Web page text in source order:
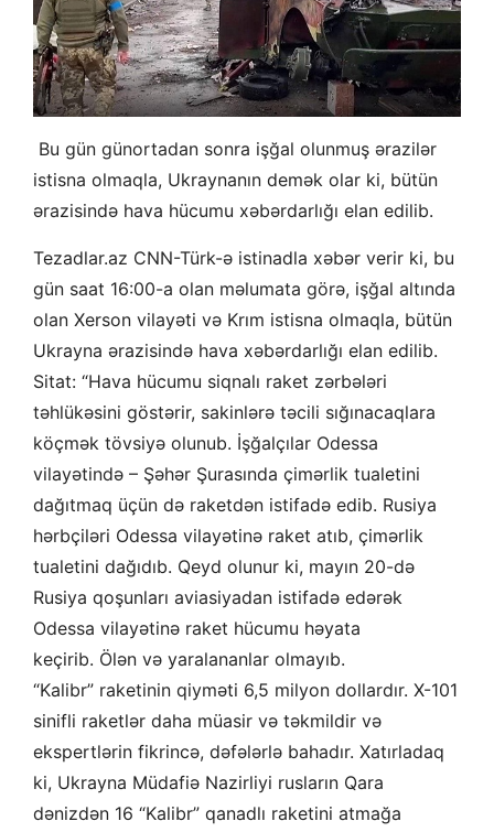
Bu gün günortadan sonra işğal olunmuş ərazilər
istisna olmaqla, Ukraynanın demək olar ki, bütün
ərazisində hava hücumu xəbərdarlığı elan edilib.
Tezadlar.az CNN-Türk-ə istinadla xəbər verir ki, bu
gün saat 16:00-a olan məlumata görə, işğal altında
olan Xerson vilayəti və Krım istisna olmaqla, bütün
Ukrayna ərazisində hava xəbərdarlığı elan edilib.
Sitat: “Hava hücumu siqnalı raket zərbələri
təhlükəsini göstərir, sakinlərə təcili sığınacaqlara
köçmək tövsiyə olunub. İşğalçılar Odessa
vilayətində – Şəhər Şurasında çimərlik tualetini
dağıtmaq üçün də raketdən istifadə edib. Rusiya
hərbçiləri Odessa vilayətinə raket atıb, çimərlik
tualetini dağıdıb. Qeyd olunur ki, mayın 20-də
Rusiya qoşunları aviasiyadan istifadə edərək
Odessa vilayətinə raket hücumu həyata
keçirib. Ölən və yaralananlar olmayıb.
“Kalibr” raketinin qiyməti 6,5 milyon dollardır. X-101
sinifli raketlər daha müasir və təkmildir və
ekspertlərin fikrincə, dəfələrlə bahadır. Xatırladaq
ki, Ukrayna Müdafiə Nazirliyi rusların Qara
dənizdən 16 “Kalibr” qanadlı raketini atmağa